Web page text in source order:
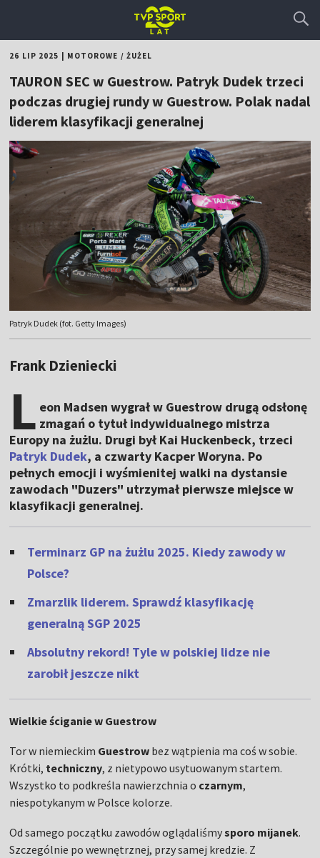
26 LIP 2025 MOTOROWE / ŻUŻEL
TAURON SEC w Guestrow. Patryk Dudek trzeci
podczas drugiej rundy w Guestrow. Polak nadal
liderem klasyfikacji generalnej
Patryk Dudek (fot. Getty Images)
Frank Dzieniecki
L eon Madsen wygrał w Guestrow drugą odsłonę
zmagań o tytuł indywidualnego mistrza
Europy na żużlu. Drugi był Kai Huckenbeck, trzeci
Patryk Dudek, a czwarty Kacper Woryna. Po
pełnych emocji i wyśmienitej walki na dystansie
zawodach "Duzers" utrzymał pierwsze miejsce w
klasyfikacji generalnej.
Terminarz GP na żużlu 2025. Kiedy zawody w
Polsce?
Zmarzlik liderem. Sprawdź klasyfikację
generalną SGP 2025
Absolutny rekord! Tyle w polskiej lidze nie
zarobił jeszcze nikt
Wielkie ściganie w Guestrow
Tor w niemieckim Guestrow bez wątpienia ma coś w sobie.
Krótki, techniczny, z nietypowo usytuowanym startem.
Wszystko to podkreśla nawierzchnia o czarnym,
niespotykanym w Polsce kolorze.
Od samego początku zawodów oglądaliśmysporo mijanek.
Szczególnie po wewnętrznej, przy samej kredzie. Z